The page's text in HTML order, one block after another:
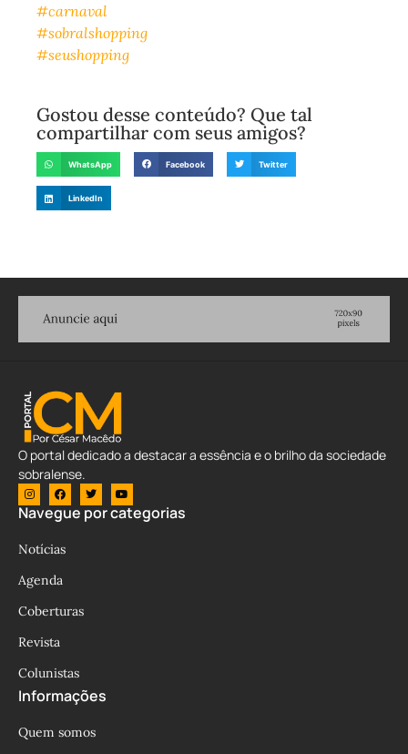
#carnaval
#sobralshopping
#seushopping
Gostou desse conteúdo? Que tal
compartilhar com seus amigos?
WhatsApp Facebook Twitter
LinkedIn
O portal dedicado a destacar a essência e o brilho da sociedade
sobralense.
Navegue por categorias
Notícias
Agenda
Coberturas
Revista
Colunistas
Informações
Quem somos